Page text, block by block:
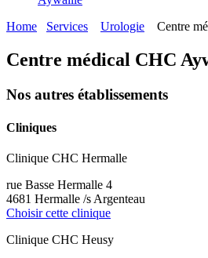
Home
Services Urologie Centre
Centre médical CHC
Nos autres établissements
Cliniques
Clinique CHC Hermalle
rue Basse Hermalle 4
4681 Hermalle /s Argenteau
Choisir cette clinique
Clinique CHC Heusy